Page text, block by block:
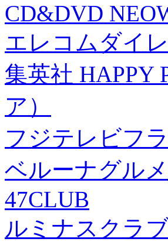
CD&DVD
エレコムダイ
集英社 HAPPY
ア）
フジテレビフ
ベルーナグルメ
47CLUB
ルミナスクラ